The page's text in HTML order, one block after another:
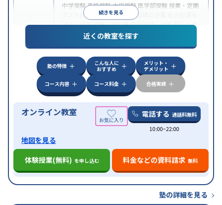
続きを見る
中学受験高校受験大学受験 医学部受験 授業・定期
テスト対策
内申点対策 学習習慣の定着
(旧AO)対策推薦入試対策学校別特化対策国公立大
私大対策共通テスト対策
英語・英会話特化
特徴
中高一貫校生に対応授業の振替可能 不登校生に対
オンライン対応 1科目から受講可能季節講習の
みの受講可
自習室あり
近くの教室を探す
塾の特徴
こんな人に
おすすめ
メリット・
デメリット
コース内容
コース料金 合格実績
オンライン教室 電話する 通話料無料
10:00~22:00
地図を見る
体験授業(無料) を申し込む 料金などの資料請求 無料
塾の詳細を見る